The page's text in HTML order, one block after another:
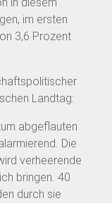
im ersten
3,6 Prozent
Landtag:
abgeflauten
Die
verheerende
bringen. 40
durch sie